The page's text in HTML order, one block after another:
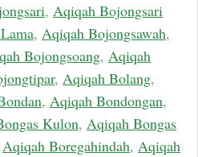
, Aqiqah Bojongsari
, Aqiqah Bojongsawah,
Bojongsoang, Aqiqah
, Aqiqah Bolang,
, Aqiqah Bondongan,
Kulon, Aqiqah Bongas
Aqiqah Boregahindah, Aqiqah